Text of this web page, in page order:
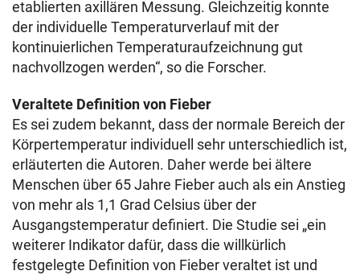
etablierten axillären Messung. Gleichzeitig konnte
der individuelle Temperaturverlauf mit der
kontinuierlichen Temperaturaufzeichnung gut
nachvollzogen werden“, so die Forscher.
Veraltete Definition von Fieber
Es sei zudem bekannt, dass der normale Bereich der
Körpertemperatur individuell sehr unterschiedlich ist,
erläuterten die Autoren. Daher werde bei ältere
Menschen über 65 Jahre Fieber auch als ein Anstieg
von mehr als 1,1 Grad Celsius über der
Ausgangstemperatur definiert. Die Studie sei „ein
weiterer Indikator dafür, dass die willkürlich
festgelegte Definition von Fieber veraltet ist und